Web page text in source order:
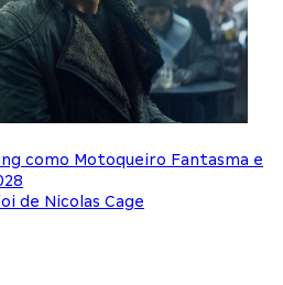
como Motoqueiro Fantasma e
de Nicolas Cage